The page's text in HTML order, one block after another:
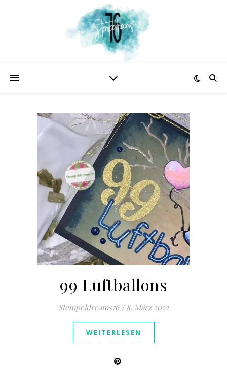
99 Luftballons
Stempeldreams76 / 8. März 2022
WEITERLESEN